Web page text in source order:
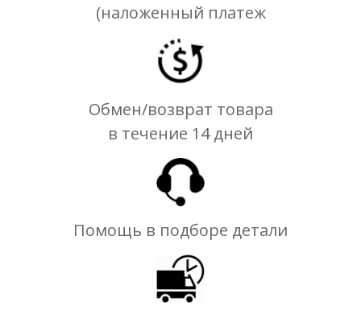
(наложенный платеж
Обмен/возврат товара
в течение 14 дней
Помощь в подборе детали